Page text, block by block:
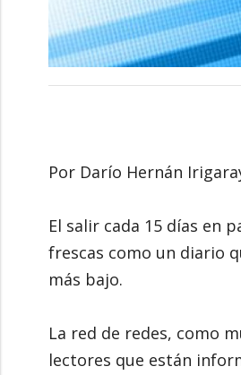
Por Darío Hernán
El salir cada 15 días en
frescas como un diario
más bajo.
La red de redes, como
lectores que están